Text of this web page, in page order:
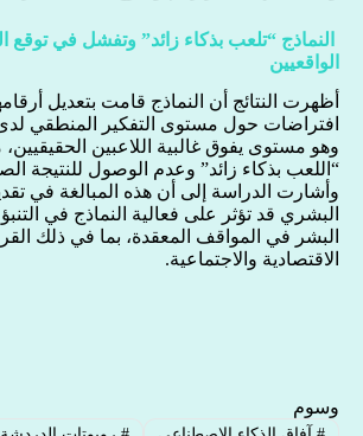
النماذج “تلعب بذكاء زائد” وتفشل في توقع
الواقعيين
أظهرت النتائج أن النماذج قامت بتعديل
افتراضات حول مستوى التفكير المنطقي
وهو مستوى يفوق غالبية اللاعبين الحقيقيين،
“اللعب بذكاء زائد” وعدم الوصول للنتيجة
وأشارت الدراسة إلى أن هذه المبالغة في
البشري قد تؤثر على فعالية النماذج في
البشر في المواقف المعقدة، بما في ذلك
الاقتصادية والاجتماعية.
وسوم